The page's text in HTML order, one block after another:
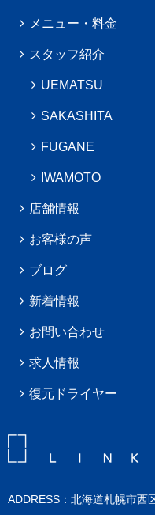
メニュー・料金
スタッフ紹介
UEMATSU
SAKASHITA
FUGANE
IWAMOTO
店舗情報
お客様の声
ブログ
新着情報
お問い合わせ
求人情報
復元ドライヤー
ADDRESS：北海道札幌市西